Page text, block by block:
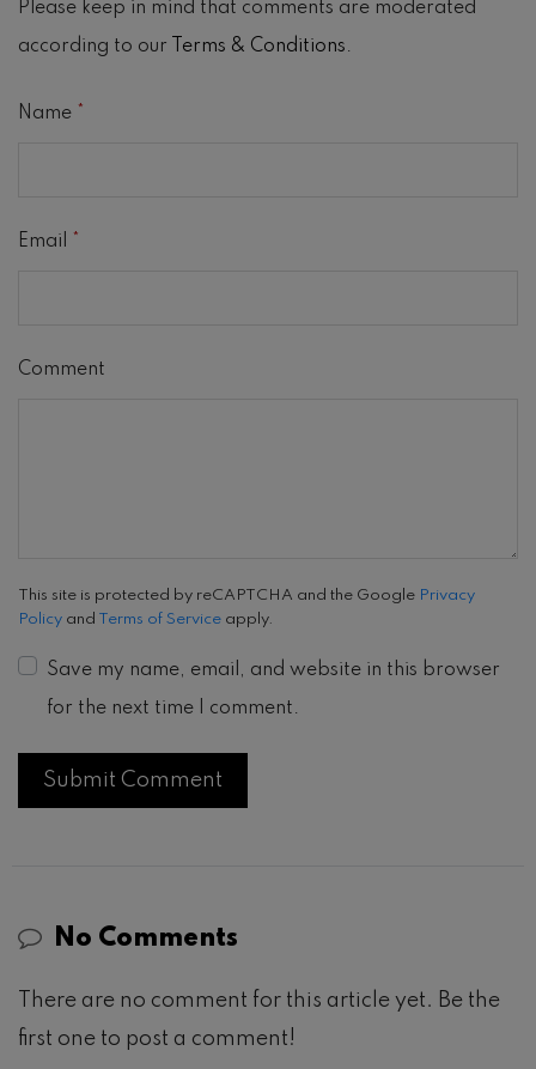
Please keep in mind that comments are moderated
according to our Terms & Conditions.
Name
Email
Comment
This site is protected by reCAPTCHA and the Google Privacy
Policy and Terms of Service apply.
Save my name, email, and website in this browser
for the next time I comment.
No Comments
There are no comment for this article yet. Be the
first one to post a comment!